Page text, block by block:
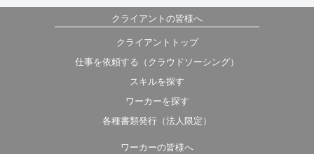
クライアントの皆様へ
クライアントトップ
仕事を依頼する（クラウドソーシング）
スキルを探す
ワーカーを探す
各種書類発行（法人限定）
ワーカーの皆様へ